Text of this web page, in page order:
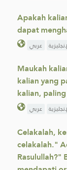
Apakah
dapat
عربي
Maukah
kalian yang
kalian,
عربي
Celakalah,
celakalah."
Rasulullah?"